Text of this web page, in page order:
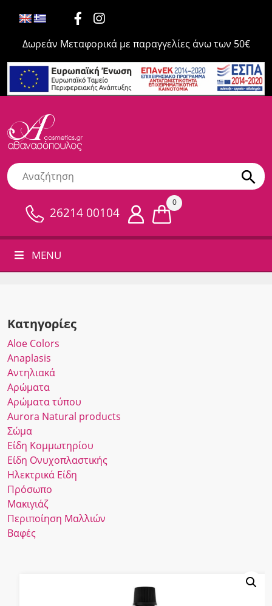
Δωρεάν Μεταφορικά με παραγγελίες άνω των 50€
26214 00104
0
MENU
Κατηγορίες
Αloe Colors
Anaplasis
Αντηλιακά
Αρώματα
Αρώματα τύπου
Αurora Νatural products
Σώμα
Είδη Κομμωτηρίου
Είδη Ονυχοπλαστικής
Ηλεκτρικά Είδη
Πρόσωπο
Μακιγιάζ
Περιποίηση Μαλλιών
Βαφές